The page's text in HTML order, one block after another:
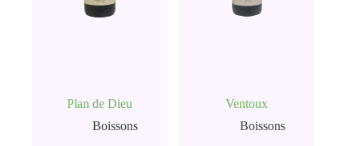
Plan de Dieu
Boissons
Ventoux
Boissons